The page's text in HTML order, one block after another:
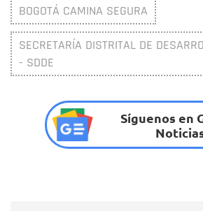
BOGOTÁ CAMINA SEGURA
SECRETARÍA DISTRITAL DE
- SDDE
Síguenos en